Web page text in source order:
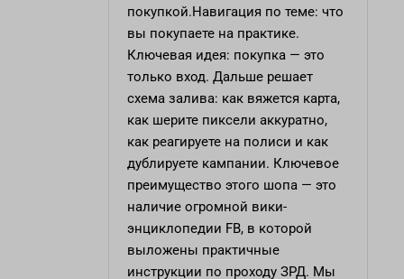
покупкой.Навигация по теме: что
вы покупаете на практике.
Ключевая идея: покупка — это
только вход. Дальше решает
схема залива: как вяжется карта,
как шерите пиксели аккуратно,
как реагируете на полиси и как
дублируете кампании. Ключевое
преимущество этого шопа — это
наличие огромной вики-
энциклопедии FB, в которой
выложены практичные
инструкции по проходу ЗРД. Мы